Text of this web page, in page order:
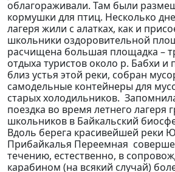
облагораживали. Там были
кормушки для птиц. Несколько
лагеря жили с алатках, как и
школьники оздоровительной
расчищена большая площадка –
отдыха туристов около р. Бабхи
близ устья этой реки, собран
самодельные контейнеры для
старых холодильников.
поездка во время летнего лагеря
школьников в Байкальский
Вдоль берега красивейшей реки
Прибайкалья Переемная
течению, естественно, в
карабином (на всякий случай)